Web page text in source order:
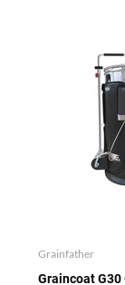
Grainfather
Graincoat